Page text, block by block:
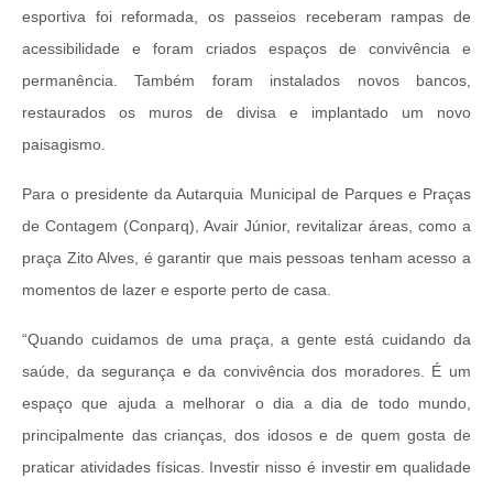
esportiva foi reformada, os passeios receberam rampas de
acessibilidade e foram criados espaços de convivência e
permanência. Também foram instalados novos bancos,
restaurados os muros de divisa e implantado um novo
paisagismo.
Para o presidente da Autarquia Municipal de Parques e Praças
de Contagem (Conparq), Avair Júnior, revitalizar áreas, como a
praça Zito Alves, é garantir que mais pessoas tenham acesso a
momentos de lazer e esporte perto de casa.
“Quando cuidamos de uma praça, a gente está cuidando da
saúde, da segurança e da convivência dos moradores. É um
espaço que ajuda a melhorar o dia a dia de todo mundo,
principalmente das crianças, dos idosos e de quem gosta de
praticar atividades físicas. Investir nisso é investir em qualidade